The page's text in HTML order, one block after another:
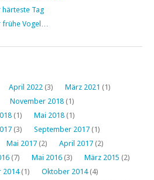
härteste Tag
frühe Vogel…
April 2022 (3) März 2021 (1)
November 2018 (1)
(1) Mai 2018 (1)
(3) September 2017 (1)
Mai 2017 (2) April 2017 (2)
(7) Mai 2016 (3) März 2015 (2)
2014(1) Oktober 2014(4)